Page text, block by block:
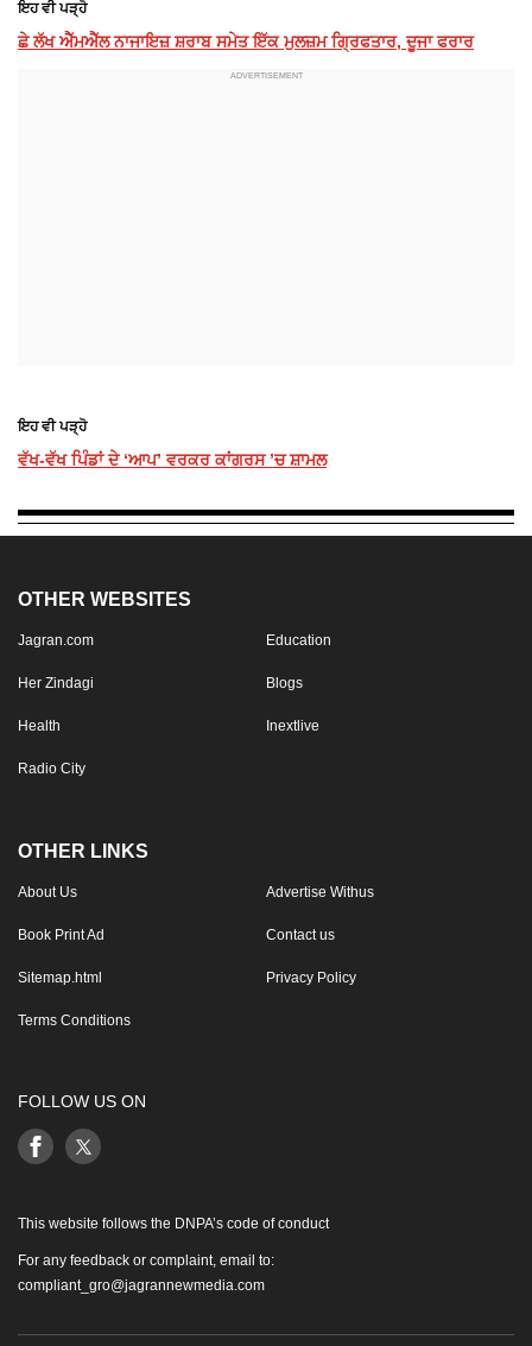
ਇਹ ਵੀ ਪੜ੍ਹੋ
ਛੇ ਲੱਖ ਐੱਮਐੱਲ ਨਾਜਾਇਜ਼ ਸ਼ਰਾਬ ਸਮੇਤ ਇੱਕ ਮੁਲਜ਼ਮ ਗ੍ਰਿਫਤਾਰ, ਦੂਜਾ ਫਰਾਰ
ਇਹ ਵੀ ਪੜ੍ਹੋ
ਵੱਖ-ਵੱਖ ਪਿੰਡਾਂ ਦੇ ‘ਆਪ’ ਵਰਕਰ ਕਾਂਗਰਸ ’ਚ ਸ਼ਾਮਲ
OTHER WEBSITES
Jagran.com Education
Her Zindagi Blogs
Health Inextlive
Radio City
OTHER LINKS
About Us Advertise Withus
Book Print Ad Contact us
Sitemap.html Privacy Policy
Terms Conditions
FOLLOW US ON
This website follows the DNPA’s code of conduct
For any feedback or complaint, email to:
compliant_gro@jagrannewmedia.com